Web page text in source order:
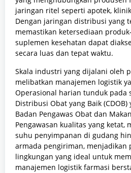
jaringan ritel seperti apotek,
Dengan jaringan distribusi yang
memastikan ketersediaan
suplemen kesehatan dapat
secara luas dan tepat waktu.
Skala industri yang dijalani oleh
melibatkan manajemen logistik
Operasional harian tunduk pada
Distribusi Obat yang Baik
Badan Pengawas Obat dan
Pengawasan kualitas yang ketat,
suhu penyimpanan di gudang
armada pengiriman, menjadikan
lingkungan yang ideal untuk
manajemen logistik farmasi